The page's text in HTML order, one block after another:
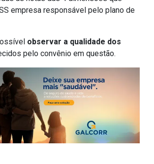
empresa responsável pelo plano de
observar a qualidade dos
pelo convênio em questão.